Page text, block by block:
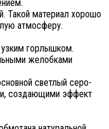
Такой материал хорошо
атмосферу.
горлышком.
желобками
светлый серо-
создающими эффект